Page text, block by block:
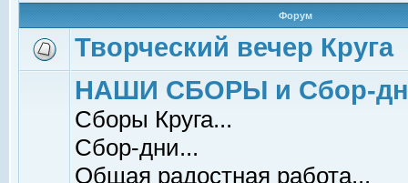
Форум
Творческий вечер Круга
НАШИ СБОРЫ и Сбор-
Сборы Круга...
Сбор-дни...
Общая радостная работа...